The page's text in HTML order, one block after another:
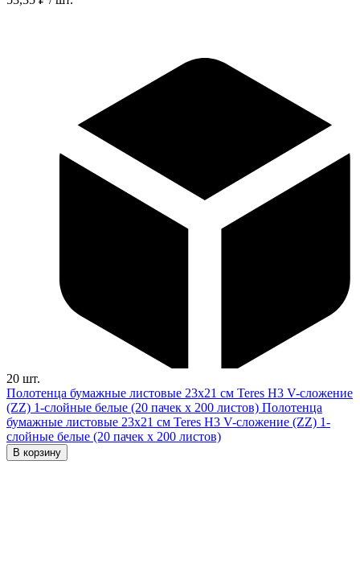
20 шт.
Полотенца бумажные листовые 23х21 см Teres H3 V-сложение
(ZZ) 1-слойные белые (20 пачек х 200 листов) Полотенца
бумажные листовые 23х21 см Teres H3 V-сложение (ZZ) 1-
слойные белые (20 пачек х 200 листов)
В корзину